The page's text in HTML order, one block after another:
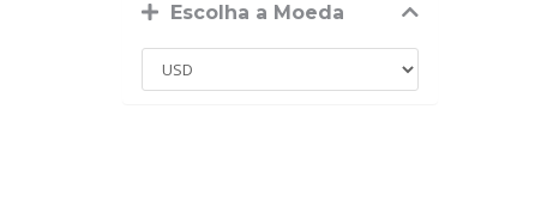
Escolha a Moeda